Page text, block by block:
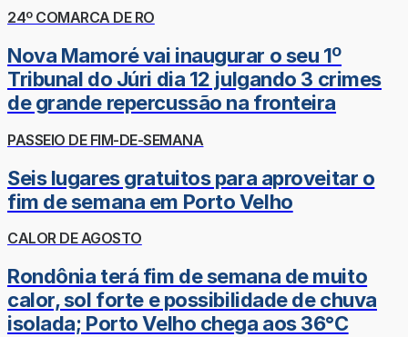
24º COMARCA DE RO
Nova Mamoré vai inaugurar o seu 1º
Tribunal do Júri dia 12 julgando 3 crimes
de grande repercussão na fronteira
PASSEIO DE FIM-DE-SEMANA
Seis lugares gratuitos para aproveitar o
fim de semana em Porto Velho
CALOR DE AGOSTO
Rondônia terá fim de semana de muito
calor, sol forte e possibilidade de chuva
isolada; Porto Velho chega aos 36°C